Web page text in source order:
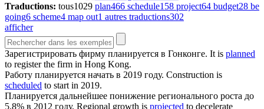
Traductions: tous1029 plan466 schedule158 project64 budget28 be
going6 scheme4 map out1 autres traductions302
afficher
Зарегистрировать фирму планируется в Гонконге. It is planned
to register the firm in Hong Kong.
Работу планируется начать в 2019 году. Construction is
scheduled to start in 2019.
Планируется дальнейшее понижение регионального роста до
5,8% в 2012 году. Regional growth is projected to decelerate